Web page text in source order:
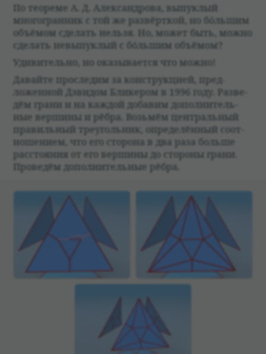
По тео­реме А. Д. Алек­сан­дрова, выпук­лый
многогран­ник с той же раз­вёрт­кой, но бóльшим
объёмом сде­лать нельзя. Но, может быть, можно
сде­лать невыпук­лый с бóльшим объёмом?
Уди­ви­тельно, но ока­зы­ва­ется что можно!
Давайте про­сле­дим за кон­струкцией, пред­
ложен­ной Дэви­дом Бли­ке­ром в 1996 году. Раз­ве­
дём грани и на каж­дой доба­вим допол­ни­тель­
ные вершины и рёбра. Возьмём цен­траль­ный
пра­виль­ный тре­уголь­ник, опре­де­лён­ный соот­
ноше­нием, что его сто­рона в два раза больше
рас­сто­я­ния от его вершины до сто­роны грани.
Про­ве­дём допол­ни­тель­ные рёбра.